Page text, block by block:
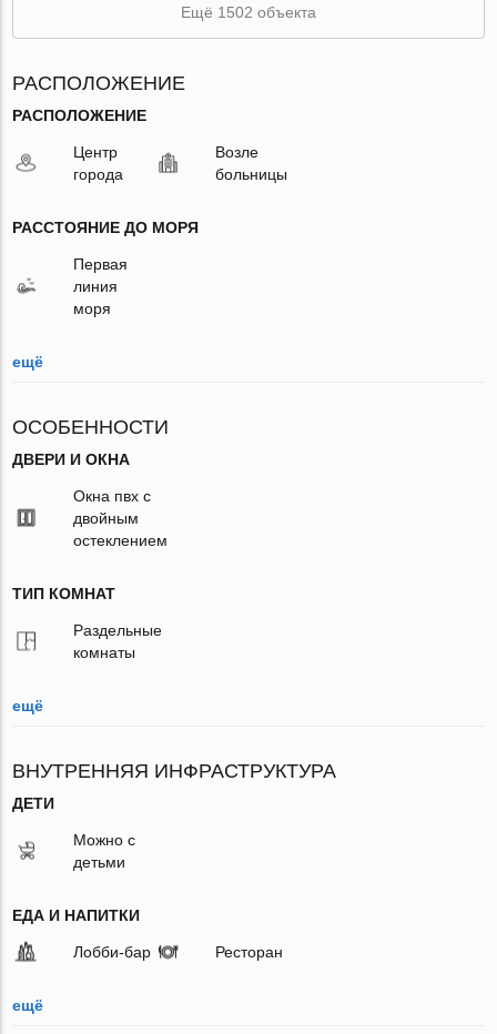
Ещё 1502 объекта
РАСПОЛОЖЕНИЕ
РАСПОЛОЖЕНИЕ
Центр
города
Возле
больницы
РАССТОЯНИЕ ДО МОРЯ
Первая
линия
моря
ещё
ОСОБЕННОСТИ
ДВЕРИ И ОКНА
Окна пвх с
двойным
остеклением
ТИП КОМНАТ
Раздельные
комнаты
ещё
ВНУТРЕННЯЯ ИНФРАСТРУКТУРА
ДЕТИ
Можно с
детьми
ЕДА И НАПИТКИ
Лобби-бар Ресторан
ещё